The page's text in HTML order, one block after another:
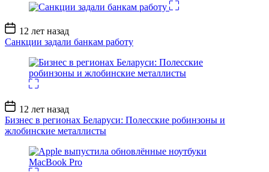
Дата
записи
12 лет назад
Санкции задали банкам работу
Дата
записи
12 лет назад
Бизнес в регионах Беларуси: Полесские робинзоны и
жлобинские металлисты